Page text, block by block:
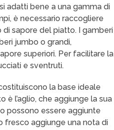
adatti bene a una gamma di
è necessario raccogliere
sapore del piatto. I gamberi
jumbo o grandi,
superiori. Per facilitare la
e sventruti.
la base ideale
l’aglio, che aggiunge la sua
possono essere aggiunte
fresco aggiunge una nota di